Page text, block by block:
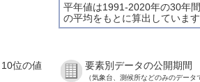
平年値は1991-2020年の30年
の平均をもとに算出しています
位の値 要素別データの公開期間
（気象台、測候所などのみのデータ